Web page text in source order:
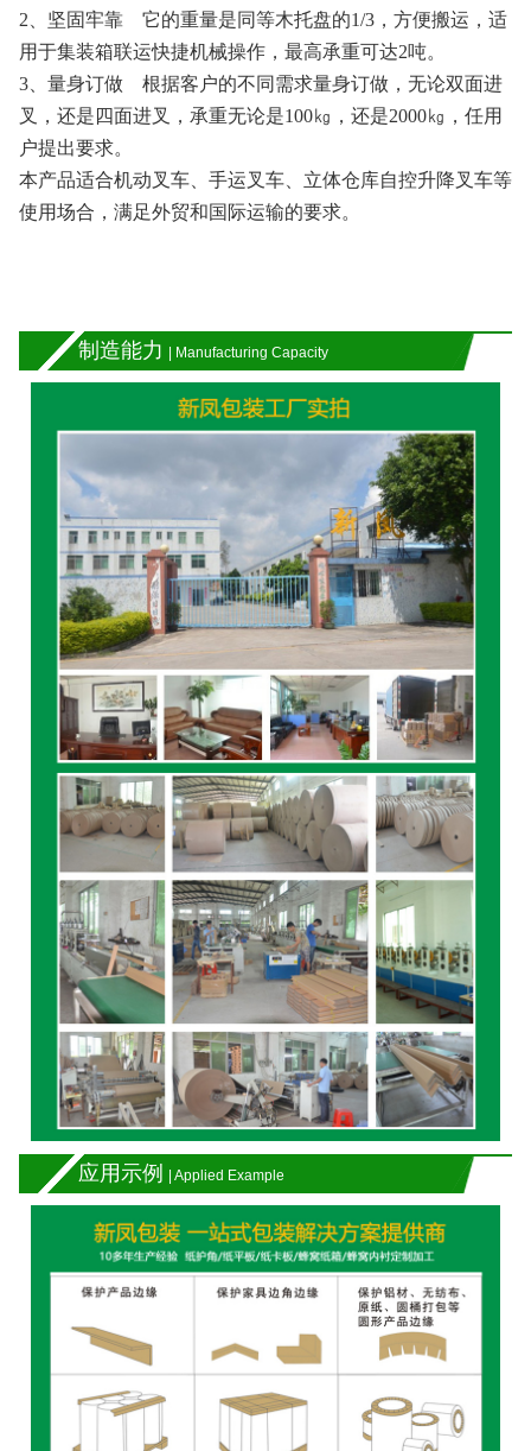
2、坚固牢靠 它的重量是同等木托盘的1/3，方便搬运，适
用于集装箱联运快捷机械操作，最高承重可达2吨。
3、量身订做 根据客户的不同需求量身订做，无论双面进
叉，还是四面进叉，承重无论是100㎏，还是2000㎏，任用
户提出要求。
本产品适合机动叉车、手运叉车、立体仓库自控升降叉车等
使用场合，满足外贸和国际运输的要求。
制造能力 | Manufacturing Capacity
应用示例 | Applied Example